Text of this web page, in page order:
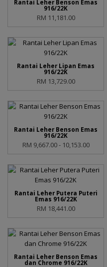
Rantai Leher Benson Emas
916/22K
RM 11,181.00
Rantai Leher Lipan Emas
916/22K
RM 13,729.00
Rantai Leher Benson Emas
916/22K
RM 9,667.00 - 10,153.00
Rantai Leher Putera Puteri
Emas 916/22K
RM 18,441.00
Rantai Leher Benson Emas
dan Chrome 916/22K